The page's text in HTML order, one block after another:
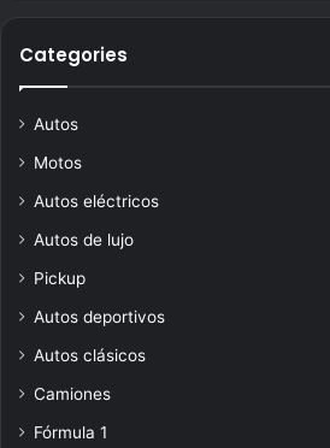
Categories
Autos
Motos
Autos eléctricos
Autos de lujo
Pickup
Autos deportivos
Autos clásicos
Camiones
Fórmula 1